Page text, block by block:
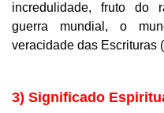
incredulidade, fruto do
guerra mundial, o
veracidade das Escrituras (
3) Significado